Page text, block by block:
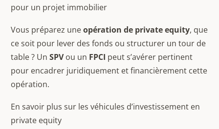
pour un projet immobilier
Vous préparez uneopération de private equity, que
ce soit pour lever des fonds ou structurer un tour de
table ? UnSPVou un FPCI peut s’avérer pertinent
pour encadrer juridiquement et financièrement cette
opération.
En savoir plus sur les véhicules d’investissement en
private equity